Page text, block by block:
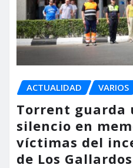
ACTUALIDAD VARIOS
Torrent guarda
silencio en
víctimas del
de Los Gallardos